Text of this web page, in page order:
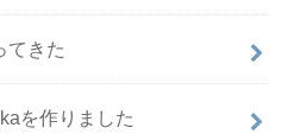
てきた
を作りました